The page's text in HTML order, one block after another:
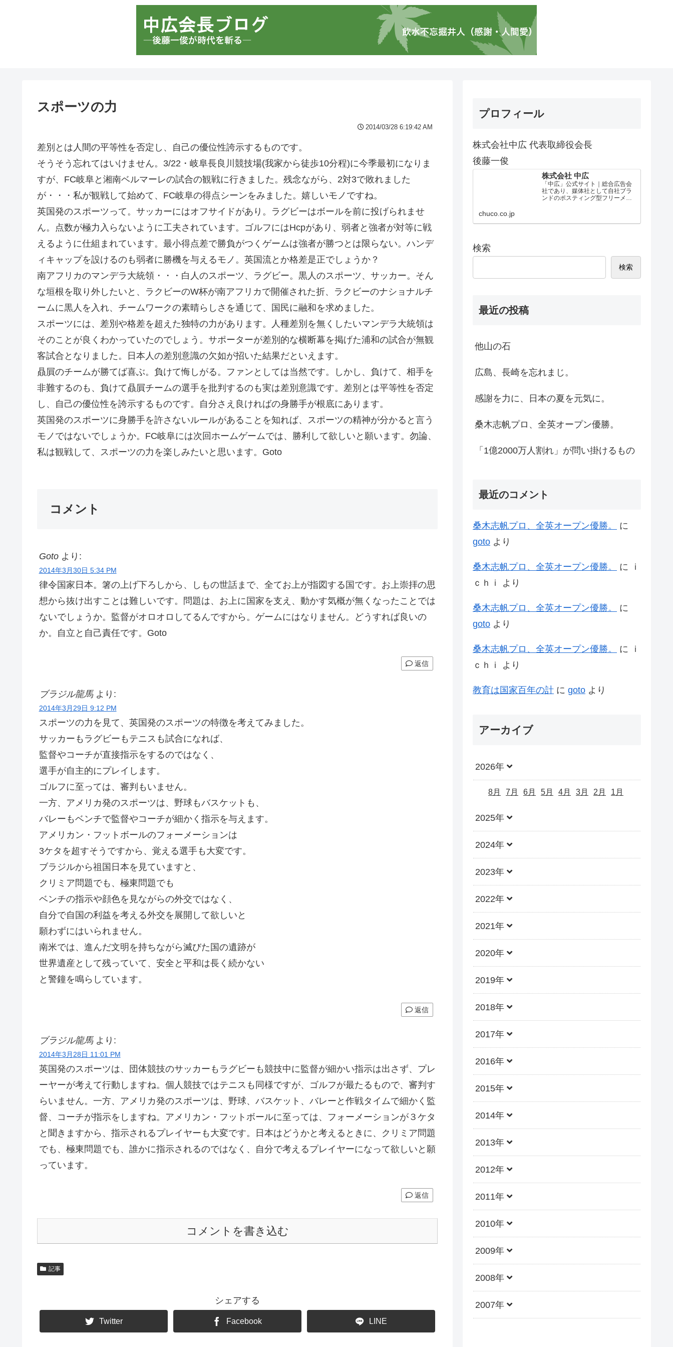
スポーツの力
2014/03/28 6:19:42 AM
差別とは人間の平等性を否定し、自己の優位性誇示するものです。
そうそう忘れてはいけません。3/22・岐阜長良川競技場(我家から徒歩10分程)に今季最初になりま
すが、FC岐阜と湘南ベルマーレの試合の観戦に行きました。残念ながら、2対3で敗れました
が・・・私が観戦して始めて、FC岐阜の得点シーンをみました。嬉しいモノですね。
英国発のスポーツって。サッカーにはオフサイドがあり。ラグビーはボールを前に投げられませ
ん。点数が極力入らないように工夫されています。ゴルフにはHcpがあり、弱者と強者が対等に戦
えるように仕組まれています。最小得点差で勝負がつくゲームは強者が勝つとは限らない。ハンデ
ィキャップを設けるのも弱者に勝機を与えるモノ。英国流とか格差是正でしょうか？
南アフリカのマンデラ大統領・・・白人のスポーツ、ラグビー。黒人のスポーツ、サッカー。そん
な垣根を取り外したいと、ラクビーのW杯が南アフリカで開催された折、ラクビーのナショナルチ
ームに黒人を入れ、チームワークの素晴らしさを通じて、国民に融和を求めました。
スポーツには、差別や格差を超えた独特の力があります。人種差別を無くしたいマンデラ大統領は
そのことが良くわかっていたのでしょう。サポーターが差別的な横断幕を掲げた浦和の試合が無観
客試合となりました。日本人の差別意識の欠如が招いた結果だといえます。
贔屓のチームが勝てば喜ぶ。負けて悔しがる。ファンとしては当然です。しかし、負けて、相手を
非難するのも、負けて贔屓チームの選手を批判するのも実は差別意識です。差別とは平等性を否定
し、自己の優位性を誇示するものです。自分さえ良ければの身勝手が根底にあります。
英国発のスポーツに身勝手を許さないルールがあることを知れば、スポーツの精神が分かると言う
モノではないでしょうか。FC岐阜には次回ホームゲームでは、勝利して欲しいと願います。勿論、
私は観戦して、スポーツの力を楽しみたいと思います。Goto
コメント
Goto より:
2014年3月30日 5:34 PM
律令国家日本。箸の上げ下ろしから、しもの世話まで、全てお上が指図する国です。お上崇拝の思
想から抜け出すことは難しいです。問題は、お上に国家を支え、動かす気概が無くなったことでは
ないでしょうか。監督がオロオロしてるんですから。ゲームにはなりません。どうすれば良いの
か。自立と自己責任です。Goto
返信
ブラジル龍馬 より:
2014年3月29日 9:12 PM
スポーツの力を見て、英国発のスポーツの特徴を考えてみました。
サッカーもラグビーもテニスも試合になれば、
監督やコーチが直接指示をするのではなく、
選手が自主的にプレイします。
ゴルフに至っては、審判もいません。
一方、アメリカ発のスポーツは、野球もバスケットも、
バレーもベンチで監督やコーチが細かく指示を与えます。
アメリカン・フットボールのフォーメーションは
3ケタを超すそうですから、覚える選手も大変です。
ブラジルから祖国日本を見ていますと、
クリミア問題でも、極東問題でも
ベンチの指示や顔色を見ながらの外交ではなく、
自分で自国の利益を考える外交を展開して欲しいと
願わずにはいられません。
南米では、進んだ文明を持ちながら滅びた国の遺跡が
世界遺産として残っていて、安全と平和は長く続かない
と警鐘を鳴らしています。
返信
ブラジル龍馬 より:
2014年3月28日 11:01 PM
英国発のスポーツは、団体競技のサッカーもラグビーも競技中に監督が細かい指示は出さず、プレ
ーヤーが考えて行動しますね。個人競技ではテニスも同様ですが、ゴルフが最たるもので、審判す
らいません。一方、アメリカ発のスポーツは、野球、バスケット、バレーと作戦タイムで細かく監
督、コーチが指示をしますね。アメリカン・フットボールに至っては、フォーメーションが３ケタ
と聞きますから、指示されるプレイヤーも大変です。日本はどうかと考えるときに、クリミア問題
でも、極東問題でも、誰かに指示されるのではなく、自分で考えるプレイヤーになって欲しいと願
っています。
返信
コメントを書き込む
記事
シェアする
Twitter Facebook LINE
プロフィール
株式会社中広 代表取締役会長
後藤一俊
株式会社 中広
「中広」公式サイト｜総合広告会
社であり、媒体社として自社ブラ
ンドのポスティング型フリーメデ
chuco.co.jp
検索
検索
最近の投稿
他山の石
広島、長崎を忘れまじ。
感謝を力に、日本の夏を元気に。
桑木志帆プロ、全英オープン優勝。
「1億2000万人割れ」が問い掛けるもの
最近のコメント
桑木志帆プロ、全英オープン優勝。
に
goto より
桑木志帆プロ、全英オープン優勝。 に
ｉ
ｃｈｉ
より
桑木志帆プロ、全英オープン優勝。
に
goto より
桑木志帆プロ、全英オープン優勝。 に
ｉ
ｃｈｉ
より
教育は国家百年の計 に goto より
アーカイブ
2026年
8月 7月 6月 5月 4月 3月 2月 1月
2025年
2024年
2023年
2022年
2021年
2020年
2019年
2018年
2017年
2016年
2015年
2014年
2013年
2012年
2011年
2010年
2009年
2008年
2007年